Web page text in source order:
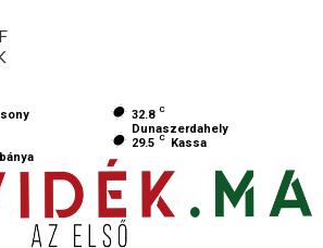
32.8 C
Dunaszerdahely
29.5 C Kassa